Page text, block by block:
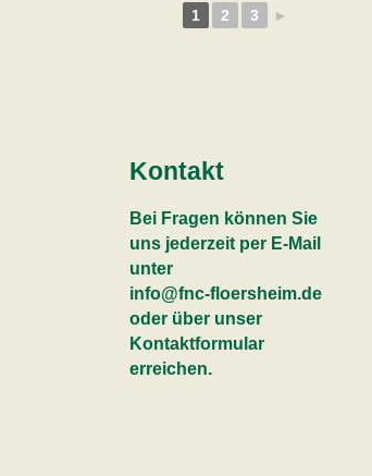
1 2 3 ►
Kontakt
Bei Fragen können Sie
uns jederzeit per E-Mail
unter
info@fnc-floersheim.de
oder über unser
Kontaktformular
erreichen.